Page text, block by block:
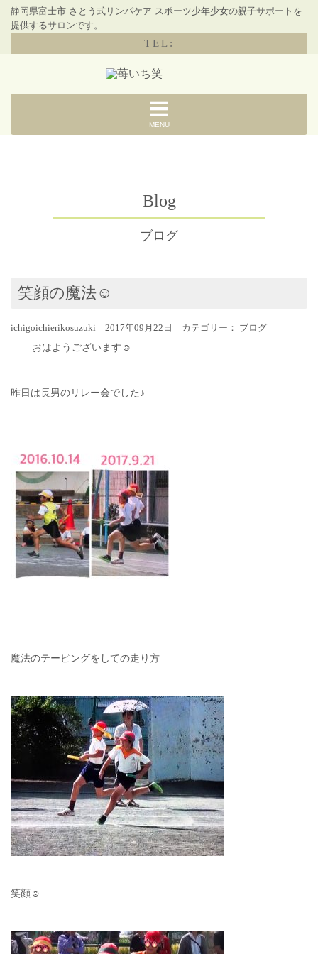
静岡県富士市 さとう式リンパケア スポーツ少年少女の親子サポートを
提供するサロンです。
TEL:
MENU
Blog
ブログ
笑顔の魔法☺︎
ichigoichierikosuzuki 2017年09月22日 カテゴリー： ブログ
おはようございます☺︎
昨日は長男のリレー会でした♪
魔法のテーピングをしての走り方
笑顔☺︎